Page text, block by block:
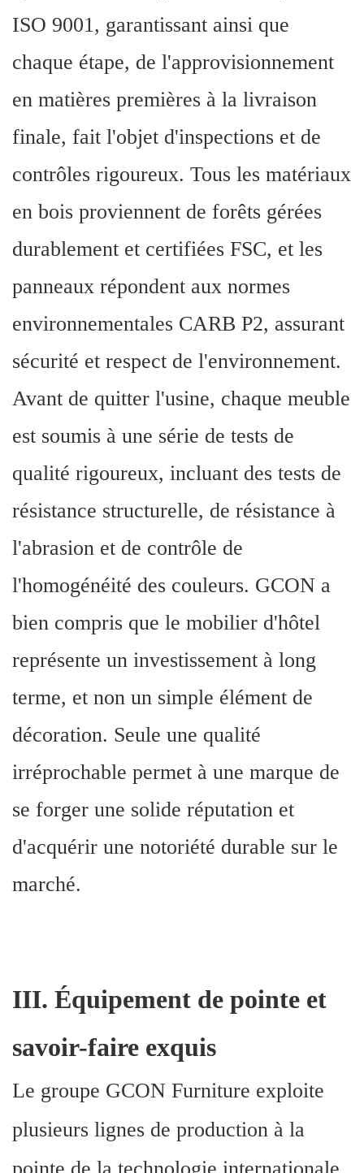
ISO 9001, garantissant ainsi que
chaque étape, de l'approvisionnement
en matières premières à la livraison
finale, fait l'objet d'inspections et de
contrôles rigoureux. Tous les matériaux
en bois proviennent de forêts gérées
durablement et certifiées FSC, et les
panneaux répondent aux normes
environnementales CARB P2, assurant
sécurité et respect de l'environnement.
Avant de quitter l'usine, chaque meuble
est soumis à une série de tests de
qualité rigoureux, incluant des tests de
résistance structurelle, de résistance à
l'abrasion et de contrôle de
l'homogénéité des couleurs. GCON a
bien compris que le mobilier d'hôtel
représente un investissement à long
terme, et non un simple élément de
décoration. Seule une qualité
irréprochable permet à une marque de
se forger une solide réputation et
d'acquérir une notoriété durable sur le
marché.
III. Équipement de pointe et
savoir-faire exquis
Le groupe GCON Furniture exploite
plusieurs lignes de production à la
pointe de la technologie internationale,